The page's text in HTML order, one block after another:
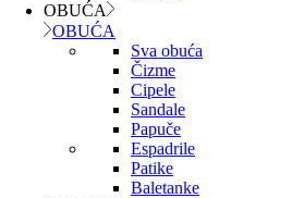
OBUĆA
OBUĆA
Sva obuća
Čizme
Cipele
Sandale
Papuče
Espadrile
Patike
Baletanke